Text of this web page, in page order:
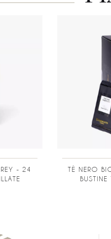
- 24
TÈ NERO
BUSTINE